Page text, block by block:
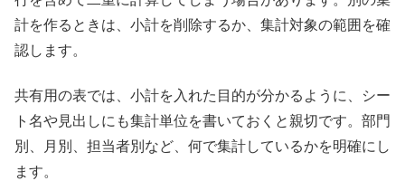
計を作るときは、小計を削除するか、集計対象の範囲を確
認します。
共有用の表では、小計を入れた目的が分かるように、シー
ト名や見出しにも集計単位を書いておくと親切です。部門
別、月別、担当者別など、何で集計しているかを明確にし
ます。